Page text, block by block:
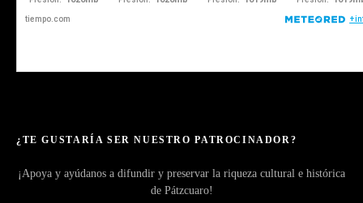
¿TE GUSTARÍA SER NUESTRO PATROCINADOR?
¡Apoya y ayúdanos a difundir y preservar la riqueza cultural e histórica
de Pátzcuaro!